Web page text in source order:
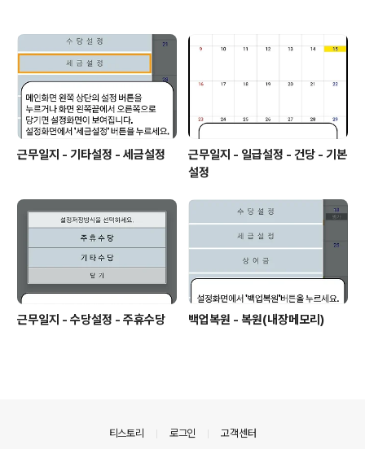
근무일지 - 기타설정 - 세금설정
근무일지 - 일급설정 - 건당 - 기본
설정
근무일지 - 수당설정 - 주휴수당 백업복원 - 복원(내장메모리)
티스토리 로그인 고객센터